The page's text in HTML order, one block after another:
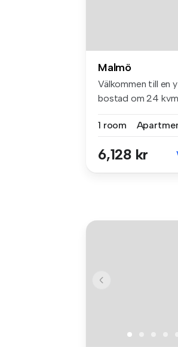
Malmö
Välkommen till en
bostad om 24
1 room
6,128 kr